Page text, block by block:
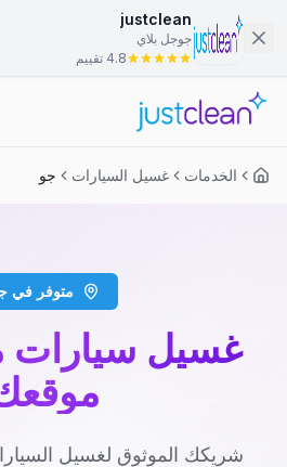
justclean
جوجل بلاي
4.8 تقييم
الخدمات غسيل السيارات جو
متوفر في
غسيل سيارات
شريكك الموثوق لغسيل